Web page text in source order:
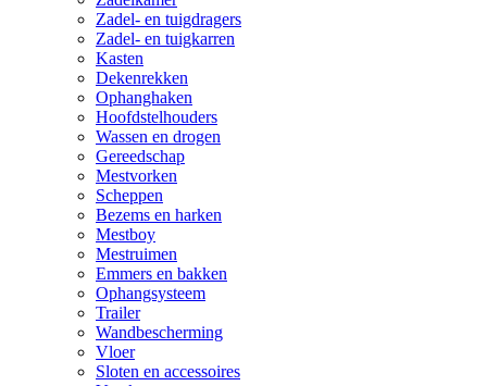
Zadel- en tuigdragers
Zadel- en tuigkarren
Kasten
Dekenrekken
Ophanghaken
Hoofdstelhouders
Wassen en drogen
Gereedschap
Mestvorken
Scheppen
Bezems en harken
Mestboy
Mestruimen
Emmers en bakken
Ophangsysteem
Trailer
Wandbescherming
Vloer
Sloten en accessoires